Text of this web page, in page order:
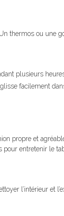
thermos ou une
plusieurs
facilement
propre et
pour entretenir le
l’intérieur et